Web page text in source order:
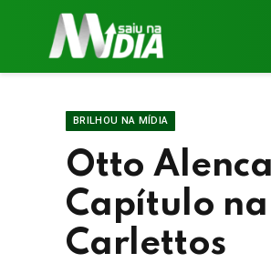
BRILHOU NA MÍDIA
Otto
Capítulo
Carlettos